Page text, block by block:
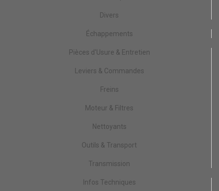
Divers
Échappements
Pièces d'Usure & Entretien
Leviers & Commandes
Freins
Moteur & Filtres
Nettoyants
Outils & Transport
Transmission
Infos Techniques